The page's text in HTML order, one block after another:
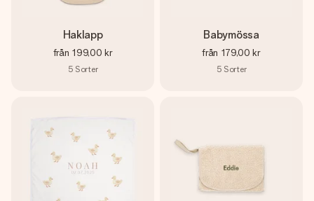
Haklapp
från 199,00 kr
5 Sorter
Babymössa
från 179,00 kr
5 Sorter